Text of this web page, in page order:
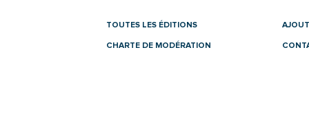
TOUTES LES ÉDITIONS
CHARTE DE MODÉRATION